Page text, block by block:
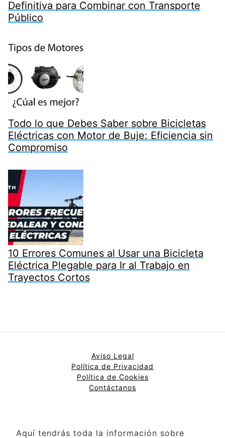
Definitiva para Combinar con Transporte
Público
Todo lo que Debes Saber sobre Bicicletas
Eléctricas con Motor de Buje: Eficiencia sin
Compromiso
10 Errores Comunes al Usar una Bicicleta
Eléctrica Plegable para Ir al Trabajo en
Trayectos Cortos
Aviso Legal
Política de Privacidad
Política de Cookies
Contáctanos
Aquí tendrás toda la información sobre